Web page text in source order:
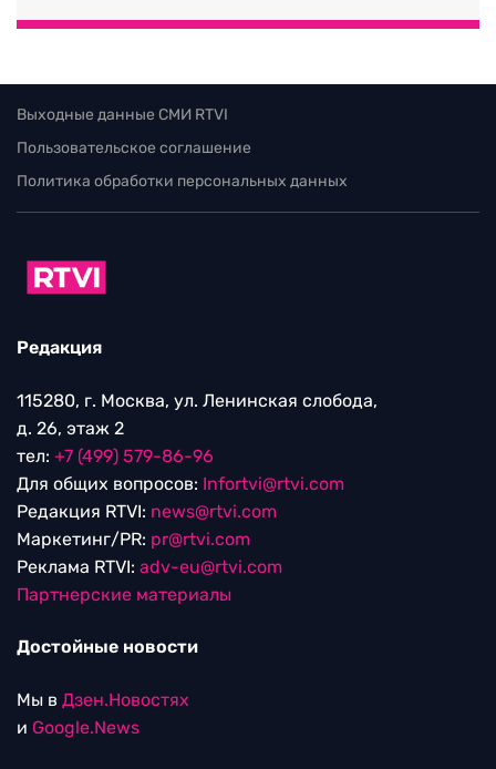
Выходные данные СМИ RTVI
Пользовательское соглашение
Политика обработки персональных данных
Редакция
115280, г. Москва, ул. Ленинская слобода,
д. 26, этаж 2
тел: +7 (499) 579-86-96
Для общих вопросов: Infortvi@rtvi.com
Редакция RTVI: news@rtvi.com
Маркетинг/PR: pr@rtvi.com
Реклама RTVI: adv-eu@rtvi.com
Партнерские материалы
Достойные новости
Мы в Дзен.Новостях
и Google.News